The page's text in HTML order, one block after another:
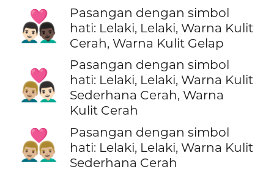
👨🏻‍❤️‍👨🏿
Pasangan dengan simbol
hati: Lelaki, Lelaki, Warna Kulit
Cerah, Warna Kulit Gelap
👨🏼‍❤️‍👨🏻
Pasangan dengan simbol
hati: Lelaki, Lelaki, Warna Kulit
Sederhana Cerah, Warna
Kulit Cerah
👨🏼‍❤️‍👨🏼
Pasangan dengan simbol
hati: Lelaki, Lelaki, Warna Kulit
Sederhana Cerah